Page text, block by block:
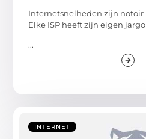
Internetsnelheden zijn
Elke ISP heeft zijn eigen
...
INTERNET